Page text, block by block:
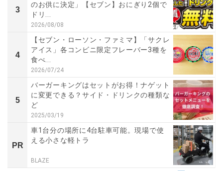
3
のお供に決定」【セブン】おにぎり2個で
ドリ...
2026/08/08
4
【セブン・ローソン・ファミマ】「サクレ
アイス」各コンビニ限定フレーバー3種を
食べ...
2026/07/24
5
バーガーキングはセットがお得！ナゲット
に変更できる？サイド・ドリンクの種類な
ど
2025/03/19
PR
車1台分の場所に4台駐車可能。現場で使
える小さな軽トラ
BLAZE